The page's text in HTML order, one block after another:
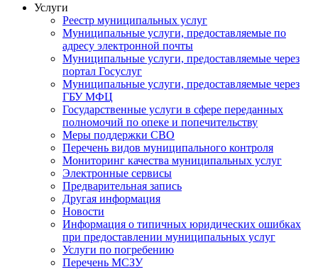
Услуги
Реестр муниципальных услуг
Муниципальные услуги, предоставляемые по
адресу электронной почты
Муниципальные услуги, предоставляемые через
портал Госуслуг
Муниципальные услуги, предоставляемые через
ГБУ МФЦ
Государственные услуги в сфере переданных
полномочий по опеке и попечительству
Меры поддержки СВО
Перечень видов муниципального контроля
Мониторинг качества муниципальных услуг
Электронные сервисы
Предварительная запись
Другая информация
Новости
Информация о типичных юридических ошибках
при предоставлении муниципальных услуг
Услуги по погребению
Перечень МСЗУ